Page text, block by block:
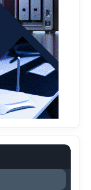
posebno kada
vidom ili
a danas su